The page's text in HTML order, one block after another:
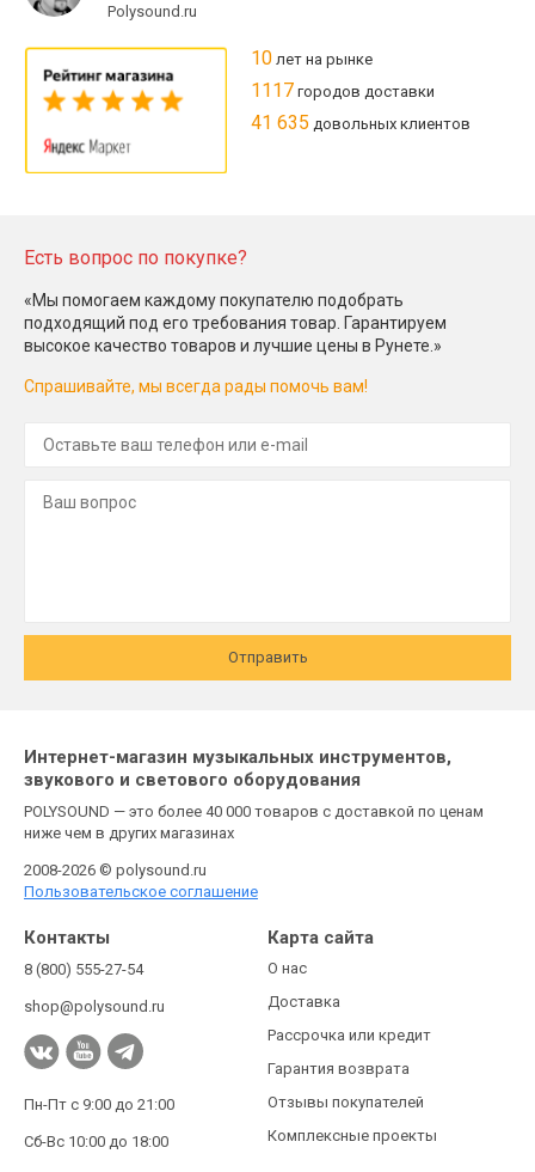
Polysound.ru
10 лет на рынке
1117 городов доставки
41 635 довольных клиентов
Есть вопрос по покупке?
«Мы помогаем каждому покупателю подобрать
подходящий под его требования товар. Гарантируем
высокое качество товаров и лучшие цены в Рунете.»
Спрашивайте, мы всегда рады помочь вам!
Отправить
Интернет-магазин музыкальных инструментов,
звукового и светового оборудования
POLYSOUND — это более 40 000 товаров с доставкой по ценам
ниже чем в других магазинах
2008-2026 © polysound.ru
Пользовательское соглашение
Контакты
8 (800) 555-27-54
shop@polysound.ru
Пн-Пт с 9:00 до 21:00
Сб-Вс 10:00 до 18:00
Карта сайта
О нас
Доставка
Рассрочка или кредит
Гарантия возврата
Отзывы покупателей
Комплексные проекты